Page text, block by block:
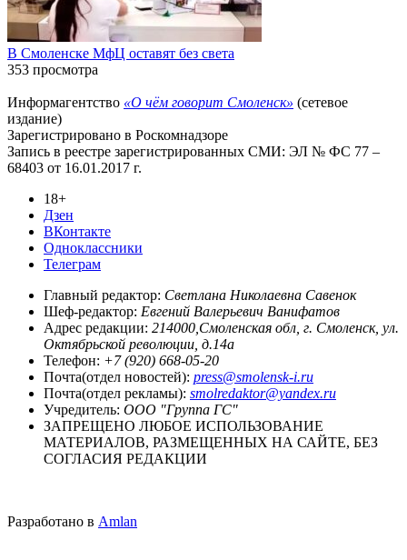
В Смоленске МфЦ оставят без света
353 просмотра
Информагентство «О чём говорит Смоленск» (сетевое
издание)
Зарегистрировано в Роскомнадзоре
Запись в реестре зарегистрированных СМИ: ЭЛ № ФС 77 –
68403 от 16.01.2017 г.
18+
Дзен
ВКонтакте
Одноклассники
Телеграм
Главный редактор: Светлана Николаевна Савенок
Шеф-редактор: Евгений Валерьевич Ванифатов
Адрес редакции: 214000,Смоленская обл, г. Смоленск, ул.
Октябрьской революции, д.14а
Телефон: +7 (920) 668-05-20
Почта(отдел новостей): press@smolensk-i.ru
Почта(отдел рекламы): smolredaktor@yandex.ru
Учредитель: ООО "Группа ГС"
ЗАПРЕЩЕНО ЛЮБОЕ ИСПОЛЬЗОВАНИЕ
МАТЕРИАЛОВ, РАЗМЕЩЕННЫХ НА САЙТЕ, БЕЗ
СОГЛАСИЯ РЕДАКЦИИ
Разработано в Amlan